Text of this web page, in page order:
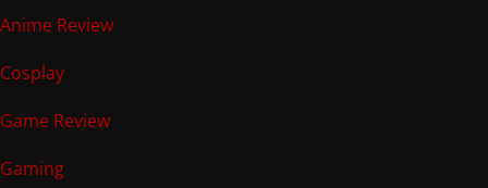
Anime Review
Cosplay
Game Review
Gaming